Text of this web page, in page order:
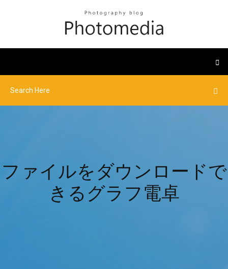
ファイルをダウンロードで
きるグラフ電卓